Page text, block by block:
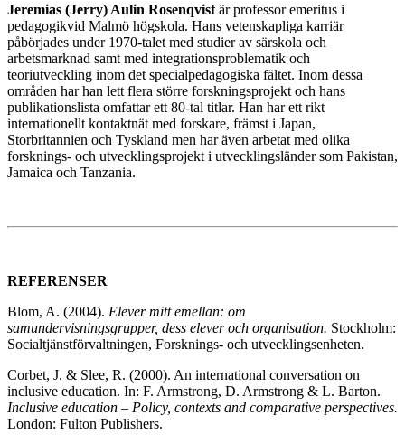
Jeremias (Jerry) Aulin Rosenqvist är professor emeritus i
pedagogikvid Malmö högskola. Hans vetenskapliga karriär
påbörjades under 1970-talet med studier av särskola och
arbetsmarknad samt med integrationsproblematik och
teoriutveckling inom det specialpedagogiska fältet. Inom dessa
områden har han lett flera större forskningsprojekt och hans
publikationslista omfattar ett 80-tal titlar. Han har ett rikt
internationellt kontaktnät med forskare, främst i Japan,
Storbritannien och Tyskland men har även arbetat med olika
forsknings- och utvecklingsprojekt i utvecklingsländer som Pakistan,
Jamaica och Tanzania.
REFERENSER
Blom, A. (2004). Elever mitt emellan: om
samundervisningsgrupper, dess elever och organisation. Stockholm:
Socialtjänstförvaltningen, Forsknings- och utvecklingsenheten.
Corbet, J. & Slee, R. (2000). An international conversation on
inclusive education. In: F. Armstrong, D. Armstrong & L. Barton.
Inclusive education – Policy, contexts and comparative perspectives.
London: Fulton Publishers.